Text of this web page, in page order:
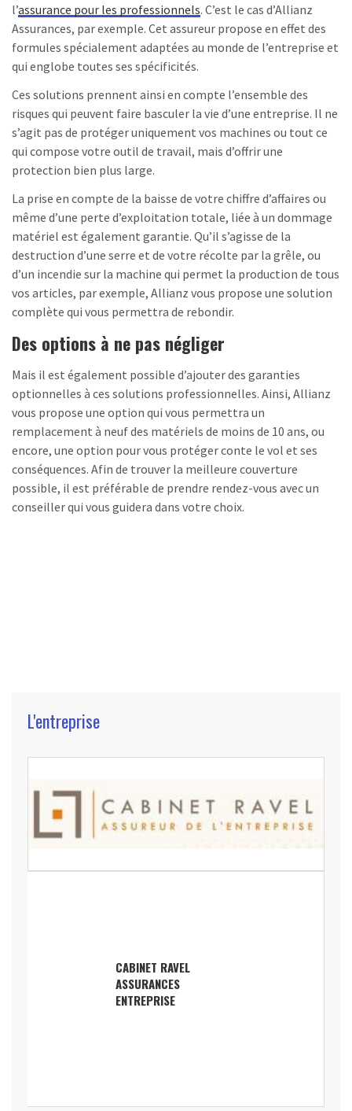
l’assurance pour les professionnels. C’est le cas d’Allianz
Assurances, par exemple. Cet assureur propose en effet des
formules spécialement adaptées au monde de l’entreprise et
qui englobe toutes ses spécificités.
Ces solutions prennent ainsi en compte l’ensemble des
risques qui peuvent faire basculer la vie d’une entreprise. Il ne
s’agit pas de protéger uniquement vos machines ou tout ce
qui compose votre outil de travail, mais d’offrir une
protection bien plus large.
La prise en compte de la baisse de votre chiffre d’affaires ou
même d’une perte d’exploitation totale, liée à un dommage
matériel est également garantie. Qu’il s’agisse de la
destruction d’une serre et de votre récolte par la grêle, ou
d’un incendie sur la machine qui permet la production de tous
vos articles, par exemple, Allianz vous propose une solution
complète qui vous permettra de rebondir.
Des options à ne pas négliger
Mais il est également possible d’ajouter des garanties
optionnelles à ces solutions professionnelles. Ainsi, Allianz
vous propose une option qui vous permettra un
remplacement à neuf des matériels de moins de 10 ans, ou
encore, une option pour vous protéger conte le vol et ses
conséquences. Afin de trouver la meilleure couverture
possible, il est préférable de prendre rendez-vous avec un
conseiller qui vous guidera dans votre choix.
L'entreprise
CABINET RAVEL
ASSURANCES
ENTREPRISE